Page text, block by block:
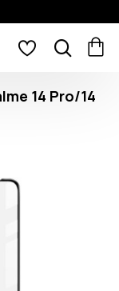
14 Pro/14